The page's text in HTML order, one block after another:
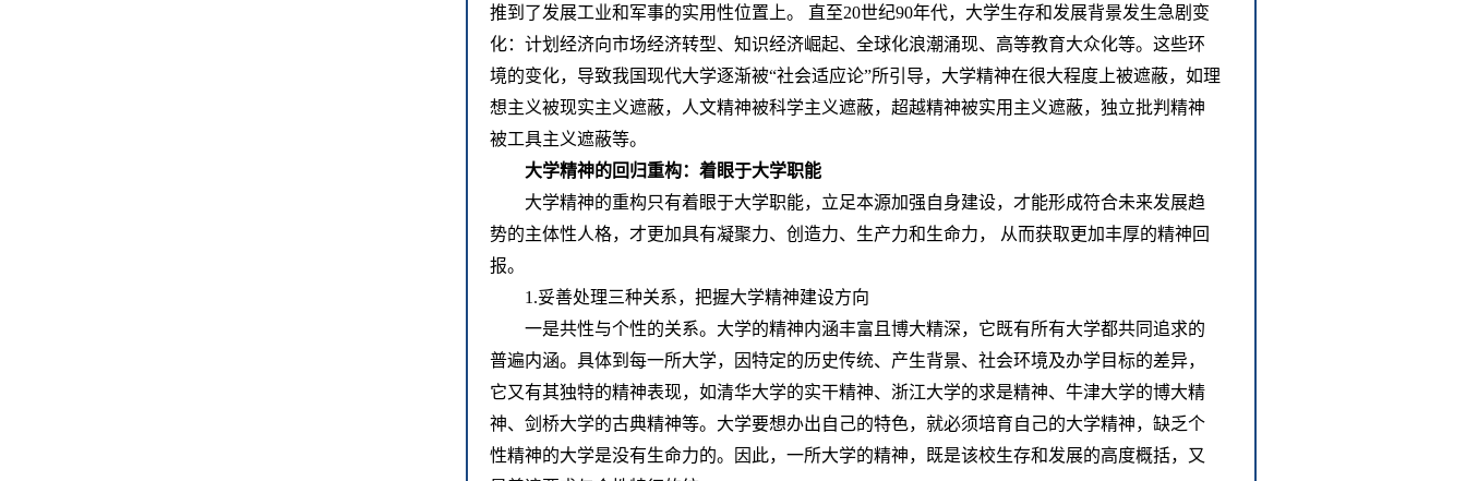
推到了发展工业和军事的实用性位置上。 直至20世纪90年代，大学生存和发展背景发生急剧变
化：计划经济向市场经济转型、知识经济崛起、全球化浪潮涌现、高等教育大众化等。这些环
境的变化，导致我国现代大学逐渐被“社会适应论”所引导，大学精神在很大程度上被遮蔽，如理
想主义被现实主义遮蔽，人文精神被科学主义遮蔽，超越精神被实用主义遮蔽，独立批判精神
被工具主义遮蔽等。
大学精神的回归重构：着眼于大学职能
大学精神的重构只有着眼于大学职能，立足本源加强自身建设，才能形成符合未来发展趋
势的主体性人格，才更加具有凝聚力、创造力、生产力和生命力， 从而获取更加丰厚的精神回
报。
1.妥善处理三种关系，把握大学精神建设方向
一是共性与个性的关系。大学的精神内涵丰富且博大精深，它既有所有大学都共同追求的
普遍内涵。具体到每一所大学，因特定的历史传统、产生背景、社会环境及办学目标的差异，
它又有其独特的精神表现，如清华大学的实干精神、浙江大学的求是精神、牛津大学的博大精
神、剑桥大学的古典精神等。大学要想办出自己的特色，就必须培育自己的大学精神，缺乏个
性精神的大学是没有生命力的。因此，一所大学的精神，既是该校生存和发展的高度概括，又